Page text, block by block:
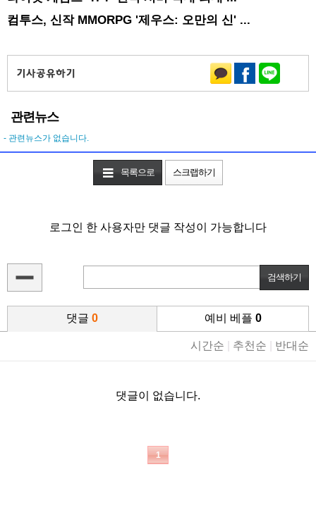
컴투스, 신작 MMORPG '제우스: 오만의 신' ...
관련뉴스
- 관련뉴스가 없습니다.
목록으로 스크랩하기
로그인 한 사용자만 댓글 작성이 가능합니다
댓글 0 예비 베플 0
시간순 추천순 반대순
댓글이 없습니다.
1